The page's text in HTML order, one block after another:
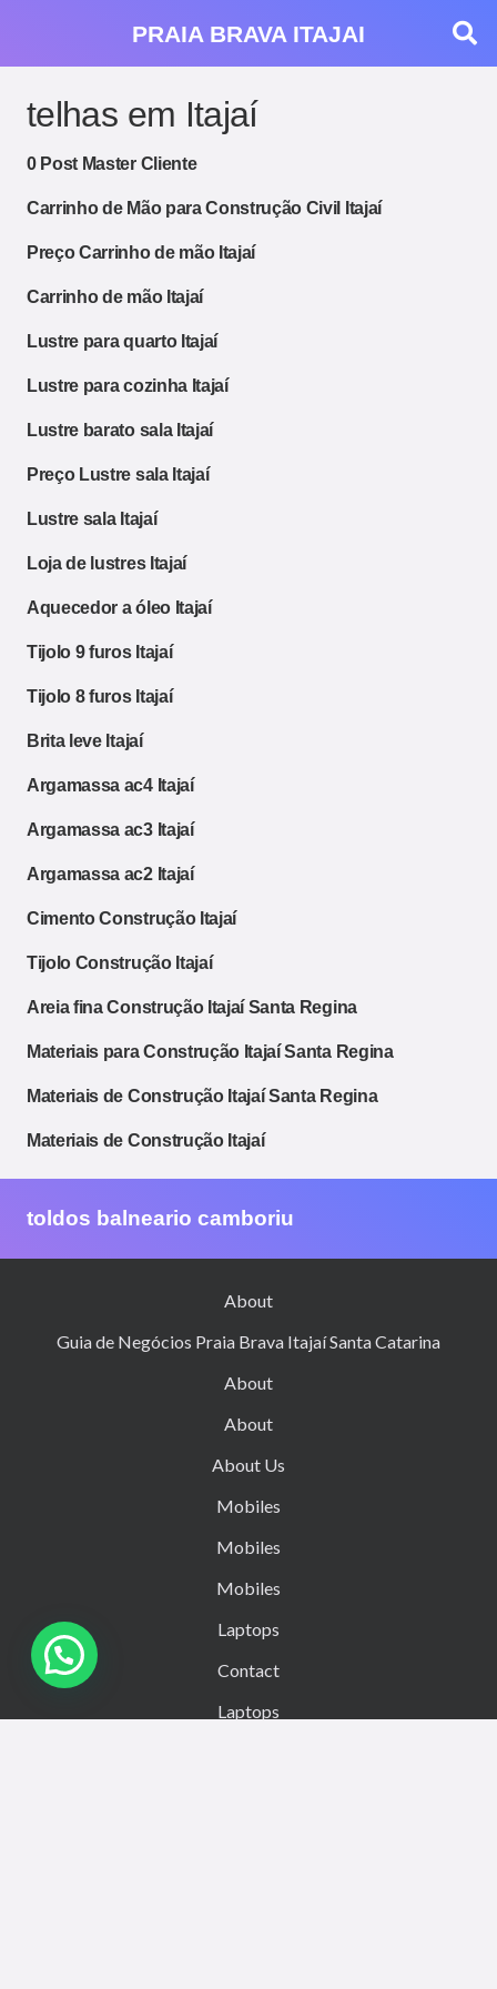
PRAIA BRAVA ITAJAI
telhas em Itajaí
0 Post Master Cliente
Carrinho de Mão para Construção Civil Itajaí
Preço Carrinho de mão Itajaí
Carrinho de mão Itajaí
Lustre para quarto Itajaí
Lustre para cozinha Itajaí
Lustre barato sala Itajaí
Preço Lustre sala Itajaí
Lustre sala Itajaí
Loja de lustres Itajaí
Aquecedor a óleo Itajaí
Tijolo 9 furos Itajaí
Tijolo 8 furos Itajaí
Brita leve Itajaí
Argamassa ac4 Itajaí
Argamassa ac3 Itajaí
Argamassa ac2 Itajaí
Cimento Construção Itajaí
Tijolo Construção Itajaí
Areia fina Construção Itajaí Santa Regina
Materiais para Construção Itajaí Santa Regina
Materiais de Construção Itajaí Santa Regina
Materiais de Construção Itajaí
toldos balneario camboriu
About
Guia de Negócios Praia Brava Itajaí Santa Catarina
About
About
About Us
Mobiles
Mobiles
Mobiles
Laptops
Contact
Laptops